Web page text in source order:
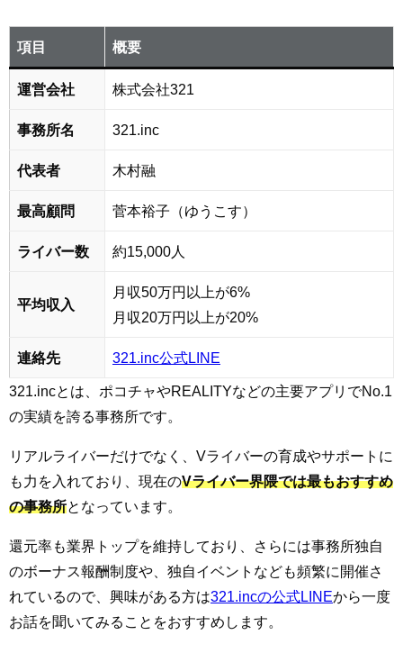
項目 概要
運営会社 株式会社321
事務所名 321.inc
代表者 木村融
最高顧問 菅本裕子（ゆうこす）
ライバー数 約15,000人
平均収入
月収50万円以上が6%
月収20万円以上が20%
連絡先 321.inc公式LINE
321.incとは、ポコチャやREALITYなどの主要アプリでNo.1
の実績を誇る事務所です。
リアルライバーだけでなく、Vライバーの育成やサポートに
も力を入れており、現在のVライバー界隈では最もおすすめ
の事務所となっています。
還元率も業界トップを維持しており、さらには事務所独自
のボーナス報酬制度や、独自イベントなども頻繁に開催さ
れているので、興味がある方は321.incの公式LINEから一度
お話を聞いてみることをおすすめします。